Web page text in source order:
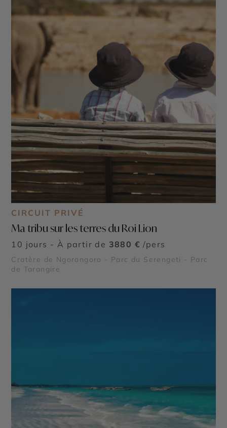
CIRCUIT PRIVÉ
Ma tribu sur les terres du Roi Lion
10 jours - À partir de 3880 € /pers
Cratère de Ngorongoro - Parc du Serengeti - Parc
de Tarangire